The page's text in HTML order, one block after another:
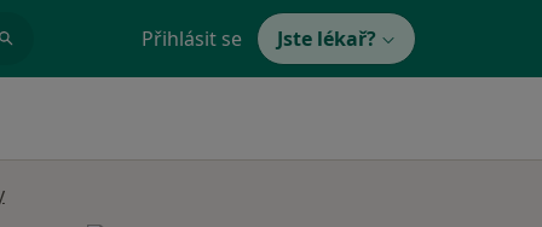
Přihlásit se Jste lékař?